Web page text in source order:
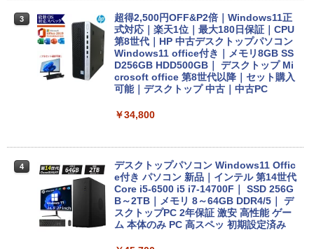
￥1,964
Xiaomi シャオミ REDMI Buds 8 Lite ワイヤ
レスイヤホン Bluetooth 5.4 ノイズキャンセ
リング ANC 36時間再生
￥3,480
On My Road (Stadium ver.)
￥250
コカ・コーラ やかんの麦茶 from 爽健美茶 ラ
ベルレス 650mlPET×24本
スーパーの裏でヤニ吸うふたり 9巻 (デジタル
版ビッグガンガンコミックス)
￥810
dynabook B55 シリーズ 15.6インチ Co
re i5 第6世代 メモリ8 GSSD128G Wind
ows11 DVDドライブ Bluetooth HDMI O
ffice付き 中古パソコン 中古ノートPC 整
備済み
￥14,555
ws11 Office付｜スペック Core i5 第7世
代 メモリ 8GB 大容量 HDD 500GB テン
キー DVDドライブ搭載 CD DVD 再生可
｜中古パソコン 中古ノートパソコン 中古
PC オフィス搭載
3
超得2,500円OFF&P2倍｜Windows11正
式対応｜楽天1位｜最大180日保証｜CPU
第8世代｜HP 中古デスクトップパソコン
Windows11 office付き｜メモリ8GB SS
D256GB HDD500GB｜ デスクトップ Mi
crosoft office 第8世代以降｜セット購入
可能｜デスクトップ 中古｜中古PC
￥34,800
4
デスクトップパソコン Windows11 Offic
e付き パソコン 新品｜インテル 第14世代
Core i5-6500 i5 i7-14700F｜ SSD 256G
B～2TB｜メモリ 8～64GB DDR4/5｜ デ
スクトップPC 2年保証 激安 高性能 ゲー
ム 本体のみ PC 高スペッ 初期設定済み